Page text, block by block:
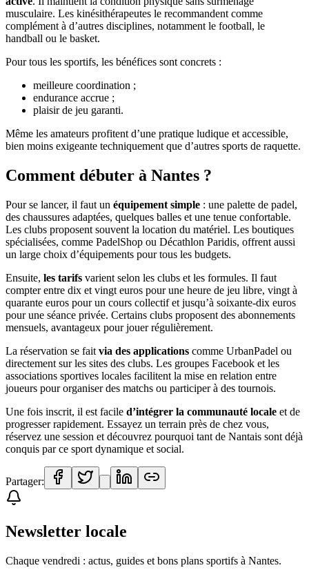
musculaire. Les kinésithérapeutes le recommandent comme
complément à d’autres disciplines, notamment le football, le
handball ou le basket.
Pour tous les sportifs, les bénéfices sont concrets :
meilleure coordination ;
endurance accrue ;
plaisir de jeu garanti.
Même les amateurs profitent d’une pratique ludique et accessible,
bien moins exigeante techniquement que d’autres sports de raquette.
Comment débuter à Nantes ?
Pour se lancer, il faut un équipement simple : une palette de padel,
des chaussures adaptées, quelques balles et une tenue confortable.
Les clubs proposent souvent la location du matériel. Les boutiques
spécialisées, comme PadelShop ou Décathlon Paridis, offrent aussi
un large choix d’équipements pour tous les budgets.
Ensuite, les tarifs varient selon les clubs et les formules. Il faut
compter entre dix et vingt euros pour une heure de jeu libre, vingt à
quarante euros pour un cours collectif et jusqu’à soixante-dix euros
pour une séance privée. Certains clubs proposent des abonnements
mensuels, avantageux pour jouer régulièrement.
La réservation se fait via des applications comme UrbanPadel ou
directement sur les sites des clubs. Les groupes Facebook et les
associations sportives locales facilitent la mise en relation entre
joueurs pour organiser des matchs ou participer à des tournois.
Une fois inscrit, il est facile d’intégrer la communauté locale et de
progresser rapidement. Essayez un terrain près de chez vous,
réservez une session et découvrez pourquoi tant de Nantais sont déjà
conquis par ce sport dynamique et social.
Partager:
Newsletter locale
Chaque vendredi : actus, guides et bons plans sportifs à Nantes.